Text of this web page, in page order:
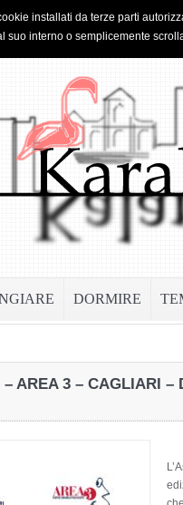
DORMIRE
AREA 3 – CAGLIARI –
installati da terze parti
suo interno o semplicemente